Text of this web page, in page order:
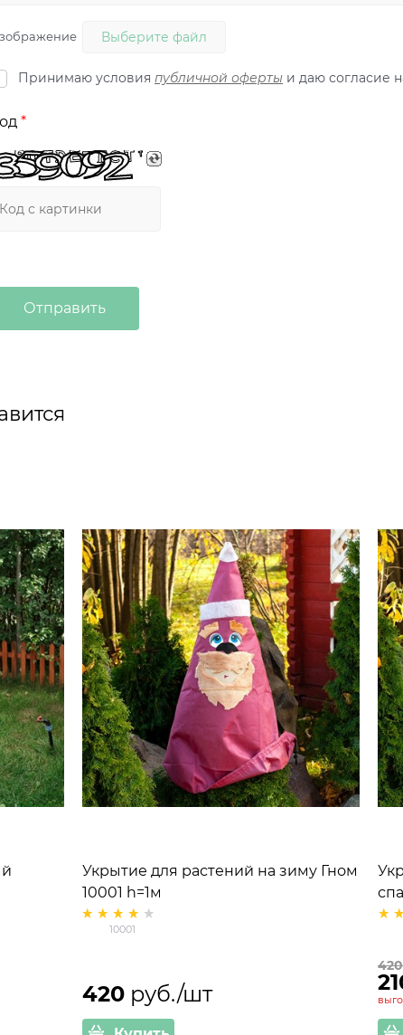
Выберите файл
Принимаю условия публичной оферты и даю согласие
Укрытие для растений на зиму Гном
10001 h=1м
10001
420 руб./шт
420